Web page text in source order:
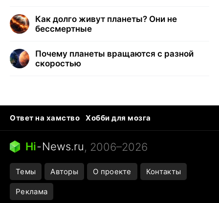
Как долго живут планеты? Они не
бессмертные
Почему планеты вращаются с разной
скоростью
Ответ на хамство
Хобби для мозга
Бензин 100 и 95
Тунцы в океанариуме
Следующая пандемия
Hi-News.ru, 2006–2026
Темы Авторы О проекте Контакты
Реклама